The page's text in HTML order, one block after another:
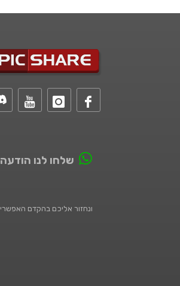
שלחו לנו הודעה
ונחזור אליכם בהקדם האפשרי